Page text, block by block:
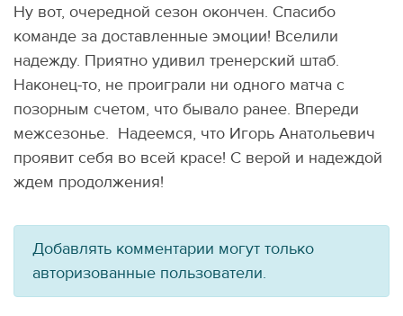
Ну вот, очередной сезон окончен. Спасибо
команде за доставленные эмоции! Вселили
надежду. Приятно удивил тренерский штаб.
Наконец-то, не проиграли ни одного матча с
позорным счетом, что бывало ранее. Впереди
межсезонье. Надеемся, что Игорь Анатольевич
проявит себя во всей красе! С верой и надеждой
ждем продолжения!
Добавлять комментарии могут только
авторизованные пользователи.